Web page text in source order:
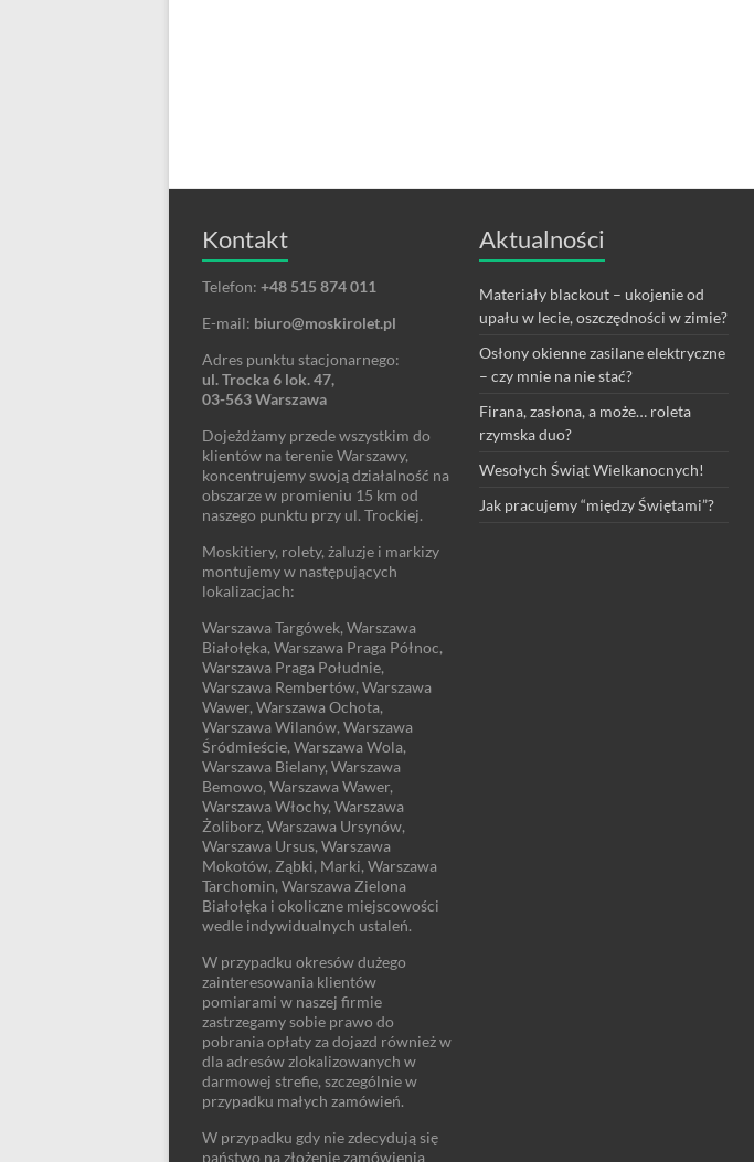
Kontakt
Telefon: +48 515 874 011
E-mail: biuro@moskirolet.pl
Adres punktu stacjonarnego:
ul. Trocka 6 lok. 47,
03-563 Warszawa
Dojeżdżamy przede wszystkim do
klientów na terenie Warszawy,
koncentrujemy swoją działalność na
obszarze w promieniu 15 km od
naszego punktu przy ul. Trockiej.
Moskitiery, rolety, żaluzje i markizy
montujemy w następujących
lokalizacjach:
Warszawa Targówek, Warszawa
Białołęka, Warszawa Praga Północ,
Warszawa Praga Południe,
Warszawa Rembertów, Warszawa
Wawer, Warszawa Ochota,
Warszawa Wilanów, Warszawa
Śródmieście, Warszawa Wola,
Warszawa Bielany, Warszawa
Bemowo, Warszawa Wawer,
Warszawa Włochy, Warszawa
Żoliborz, Warszawa Ursynów,
Warszawa Ursus, Warszawa
Mokotów, Ząbki, Marki, Warszawa
Tarchomin, Warszawa Zielona
Białołęka i okoliczne miejscowości
wedle indywidualnych ustaleń.
W przypadku okresów dużego
zainteresowania klientów
pomiarami w naszej firmie
zastrzegamy sobie prawo do
pobrania opłaty za dojazd również w
dla adresów zlokalizowanych w
darmowej strefie, szczególnie w
przypadku małych zamówień.
W przypadku gdy nie zdecydują się
państwo na złożenie zamówienia
Aktualności
Materiały blackout – ukojenie od
upału w lecie, oszczędności w zimie?
Osłony okienne zasilane elektryczne
– czy mnie na nie stać?
Firana, zasłona, a może… roleta
rzymska duo?
Wesołych Świąt Wielkanocnych!
Jak pracujemy “między Świętami”?